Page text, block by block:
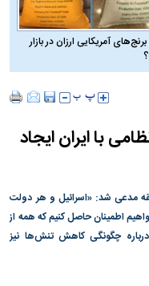
آمریکایی ارزان در بازار
با ایران ایجاد
مدعی شد: «اسرائیل و هر دولت
اطمینان حاصل کنیم که همه از
چگونگی کاهش تنش‌ها نیز